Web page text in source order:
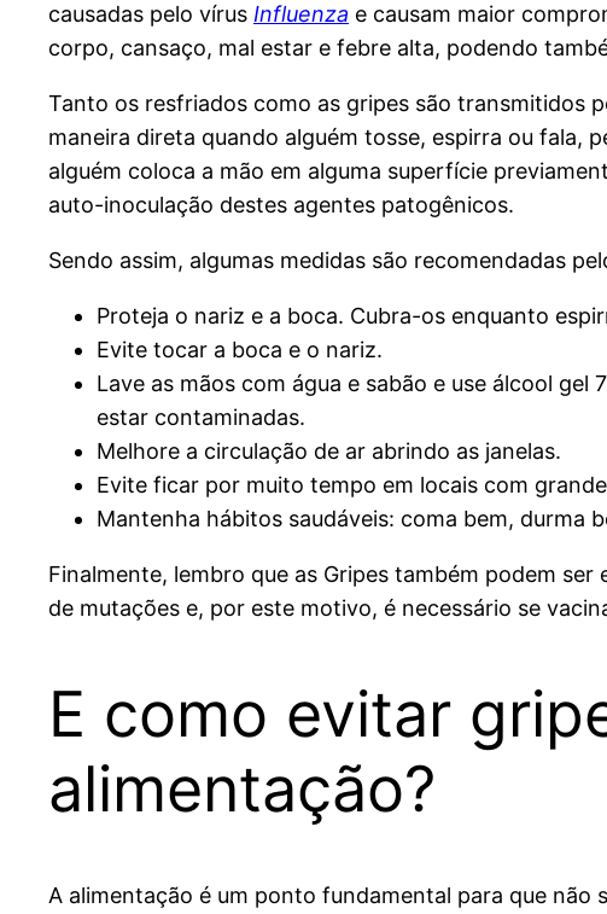
causadas pelo vírus Influenza e causam maior
corpo, cansaço, mal estar e febre alta, podendo
Tanto os resfriados como as gripes são transmitidos
maneira direta quando alguém tosse, espirra ou fala,
alguém coloca a mão em alguma superfície
auto-inoculação destes agentes patogênicos.
Sendo assim, algumas medidas são recomendadas
Proteja o nariz e a boca. Cubra-os enquanto
Evite tocar a boca e o nariz.
Lave as mãos com água e sabão e use álcool
estar contaminadas.
Melhore a circulação de ar abrindo as janelas.
Evite ficar por muito tempo em locais com
Mantenha hábitos saudáveis: coma bem, durma
Finalmente, lembro que as Gripes também podem
de mutações e, por este motivo, é necessário se
E como evitar
alimentação?
A alimentação é um ponto fundamental para que